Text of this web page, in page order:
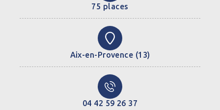
75 places
Aix-en-Provence (13)
04 42 59 26 37